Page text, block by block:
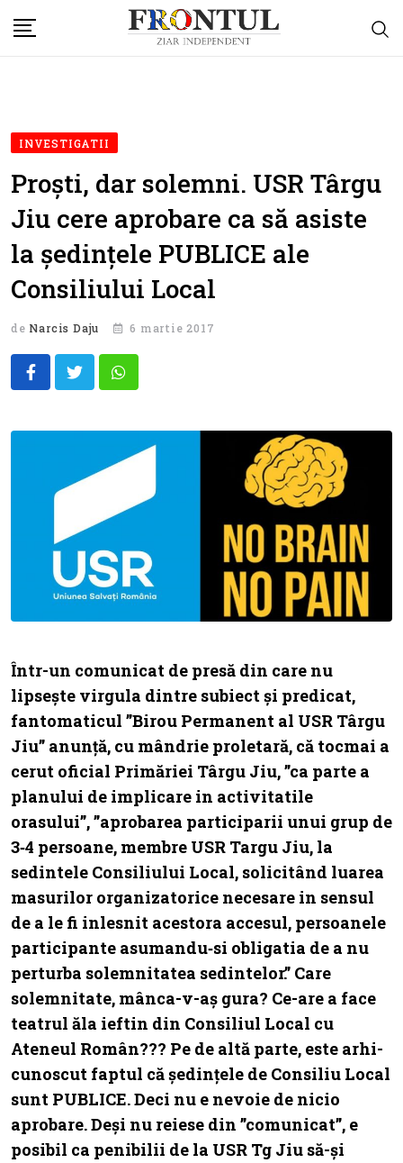
to
INVESTIGATII
Proști, dar solemni. USR Târgu
Jiu cere aprobare ca să asiste
la ședințele PUBLICE ale
Consiliului Local
de Narcis Daju 6 martie 2017
Whatsapp
Într-un comunicat de presă din care nu
lipsește virgula dintre subiect și predicat,
fantomaticul ”Birou Permanent al USR Târgu
Jiu” anunță, cu mândrie proletară, că tocmai a
cerut oficial Primăriei Târgu Jiu, ”ca parte a
planului de implicare in activitatile
orasului”, ”aprobarea participarii unui grup de
3‐4 persoane, membre USR Targu Jiu, la
sedintele Consiliului Local, solicitând luarea
masurilor organizatorice necesare in sensul
de a le fi inlesnit acestora accesul, persoanele
participante asumandu‐si obligatia de a nu
perturba solemnitatea sedintelor.” Care
solemnitate, mânca-v-aș gura? Ce-are a face
teatrul ăla ieftin din Consiliul Local cu
Ateneul Român??? Pe de altă parte, este arhi-
cunoscut faptul că ședințele de Consiliu Local
sunt PUBLICE. Deci nu e nevoie de nicio
aprobare. Deși nu reiese din ”comunicat”, e
posibil ca penibilii de la USR Tg Jiu să-și